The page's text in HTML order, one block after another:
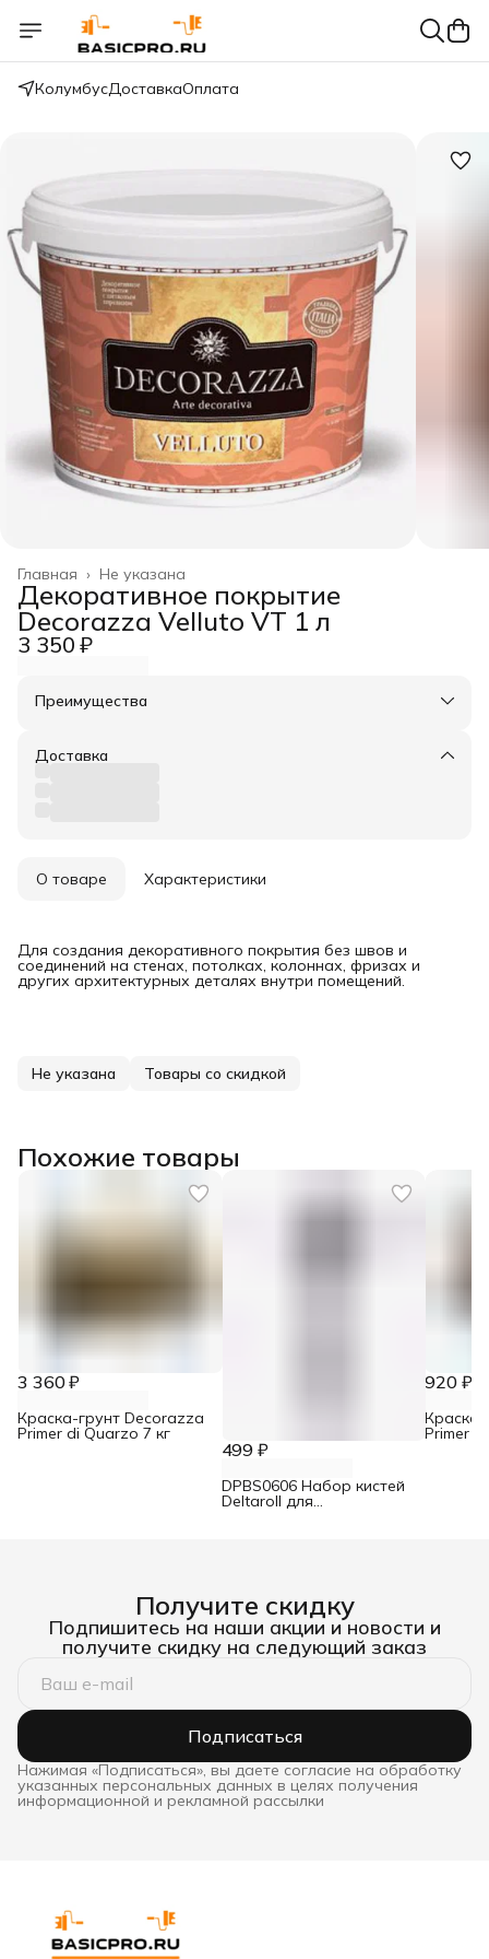
КолумбусДоставкаОплата
Не указана
Главная ›
Декоративное покрытие
Decorazza Velluto VT 1 л
3 350 ₽
Преимущества
Оплата частями в Сплит
Удобный возврат
Доставка
О товаре Характеристики
Для создания декоративного покрытия без швов и
соединений на стенах, потолках, колоннах, фризах и
других архитектурных деталях внутри помещений.
Не указана Товары со скидкой
Похожие товары
3 360 ₽
Краска-грунт Decorazza
Primer di Quarzo 7 кг
499 ₽
DPBS0606 Набор кистей
Deltaroll для
920 ₽
Primer
Получите скидку
Подпишитесь на наши акции и новости и
получите скидку на следующий заказ
Подписаться
Нажимая «Подписаться», вы даете согласие на обработку
указанных персональных данных в целях получения
информационной и рекламной рассылки